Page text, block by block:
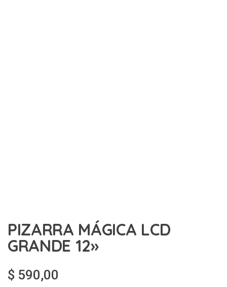
PIZARRA MÁGICA LCD
GRANDE 12»
$ 590,00